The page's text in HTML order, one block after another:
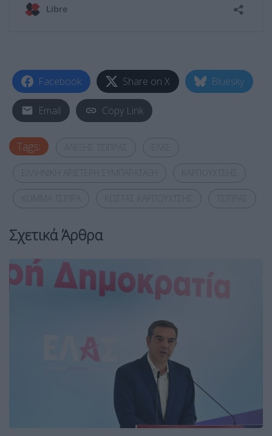
Facebook Share on X Bluesky
Email Copy Link
Tags:
Σχετικά Άρθρα